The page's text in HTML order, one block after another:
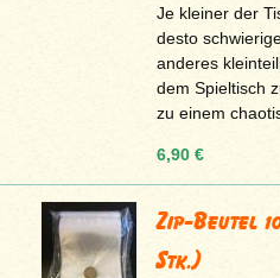
Je kleiner der
desto
anderes
dem Spieltisch
zu einem
6,90 €
Zip-Beutel
Stk.)